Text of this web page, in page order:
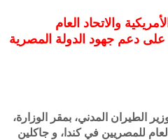
والاتحاد العام
دعم جهود الدولة المصرية
الطيران المدني، بمقر الوزارة،
للمصريين في كندا، و جاكلين